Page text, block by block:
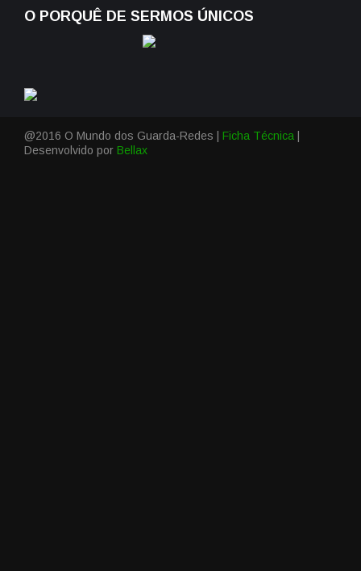
O PORQUÊ DE SERMOS ÚNICOS
@2016 O Mundo dos Guarda-Redes | Ficha Técnica
Desenvolvido por Bellax